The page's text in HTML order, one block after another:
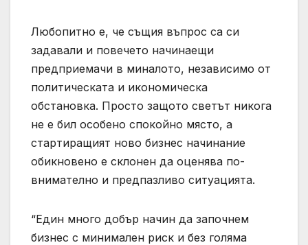
Любопитно е, че същия въпрос са си
задавали и повечето начинаещи
предприемачи в миналото, независимо от
политическата и икономическа
обстановка. Просто защото светът никога
не е бил особено спокойно място, а
стартиращият ново бизнес начинание
обикновено е склонен да оценява по-
внимателно и предпазливо ситуацията.
“Един много добър начин да започнем
бизнес с минимален риск и без голяма